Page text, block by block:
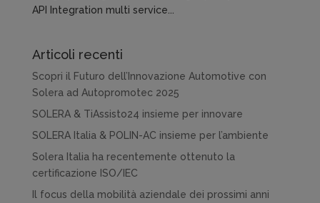
API Integration multi service...
Articoli recenti
Scopri il Futuro dell’Innovazione Automotive con
Solera ad Autopromotec 2025
SOLERA & TiAssisto24 insieme per innovare
SOLERA Italia & POLIN-AC insieme per l’ambiente
Solera Italia ha recentemente ottenuto la
certificazione ISO/IEC
Il focus della mobilità aziendale dei prossimi anni